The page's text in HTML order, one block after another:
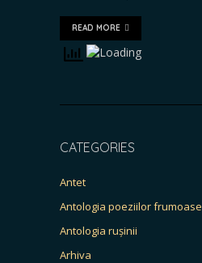
READ MORE
CATEGORIES
Antet
Antologia poeziilor frumoase
Antologia rușinii
Arhiva